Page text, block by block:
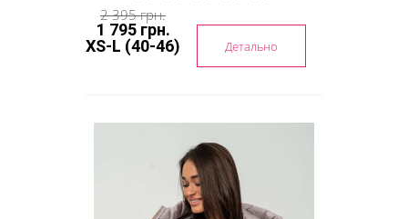
2 395 грн.
1 795 грн.
XS-L (40-46)
Детально